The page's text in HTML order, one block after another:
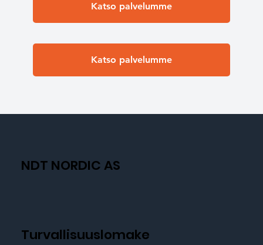
Katso palvelumme
Katso palvelumme
NDT NORDIC AS
Turvallisuuslomake